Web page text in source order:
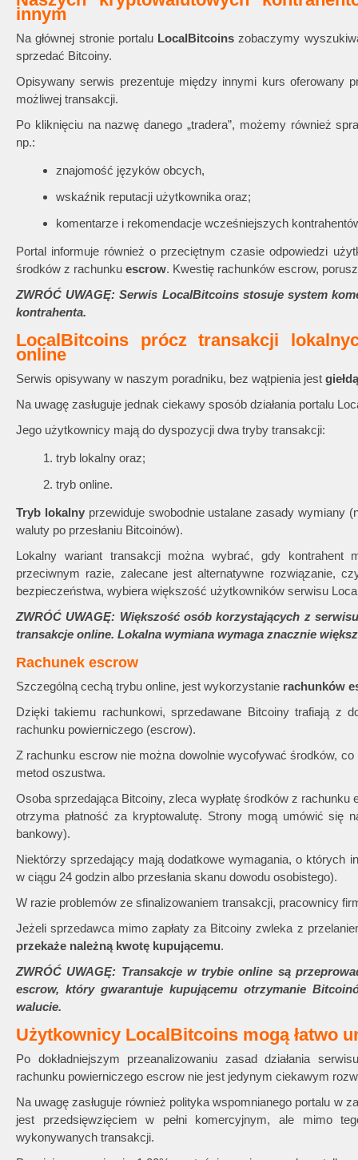
innym
Na głównej stronie portalu LocalBitcoins zobaczymy
sprzedać Bitcoiny.
Opisywany serwis prezentuje między innymi kurs oferowany
możliwej transakcji.
Po kliknięciu na nazwę danego „tradera”, możemy również
np.:
znajomość języków obcych,
wskaźnik reputacji użytkownika oraz;
komentarze i rekomendacje wcześniejszych
Portal informuje również o przeciętnym czasie odpowiedzi
środków z rachunku escrow. Kwestię rachunków escrow,
ZWRÓĆ UWAGĘ: Serwis LocalBitcoins stosuje system
kontrahenta.
LocalBitcoins prócz transakcji
online
Serwis opisywany w naszym poradniku, bez wątpienia jest
Na uwagę zasługuje jednak ciekawy sposób działania portalu
Jego użytkownicy mają do dyspozycji dwa tryby transakcji:
tryb lokalny oraz;
tryb online.
Tryb lokalnyprzewiduje swobodnie ustalane zasady wymiany
waluty po przesłaniu Bitcoinów).
Lokalny wariant transakcji można wybrać, gdy kontrahent
przeciwnym razie, zalecane jest alternatywne rozwiązanie,
bezpieczeństwa, wybiera większość użytkowników serwisu
ZWRÓĆ UWAGĘ: Większość osób korzystających z
transakcje online. Lokalna wymiana wymaga znacznie
Rachunek escrow
Szczególną cechą trybu online, jest wykorzystanie rachunków
Dzięki takiemu rachunkowi, sprzedawane Bitcoiny trafiają z
rachunku powierniczego (escrow).
Z rachunku escrow nie można dowolnie wycofywać środków,
metod oszustwa.
Osoba sprzedająca Bitcoiny, zleca wypłatę środków z
otrzyma płatność za kryptowalutę. Strony mogą umówić się
bankowy).
Niektórzy sprzedający mają dodatkowe wymagania, o których
w ciągu 24 godzin albo przesłania skanu dowodu osobistego).
W razie problemów ze sfinalizowaniem transakcji, pracownicy
Jeżeli sprzedawca mimo zapłaty za Bitcoiny zwleka z
przekaże należną kwotę kupującemu.
ZWRÓĆ UWAGĘ: Transakcje w trybie online są
escrow, który gwarantuje kupującemu otrzymanie
walucie.
Użytkownicy LocalBitcoins mogą łatwo
Po dokładniejszym przeanalizowaniu zasad działania
rachunku powierniczego escrow nie jest jedynym ciekawym
Na uwagę zasługuje również polityka wspomnianego portalu w
jest przedsięwzięciem w pełni komercyjnym, ale mimo
wykonywanych transakcji.